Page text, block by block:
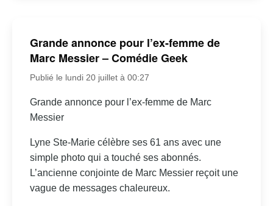
Grande annonce pour l’ex-femme de
Marc Messier – Comédie Geek
Publié le lundi 20 juillet à 00:27
Grande annonce pour l’ex-femme de Marc
Messier
Lyne Ste-Marie célèbre ses 61 ans avec une
simple photo qui a touché ses abonnés.
L’ancienne conjointe de Marc Messier reçoit une
vague de messages chaleureux.